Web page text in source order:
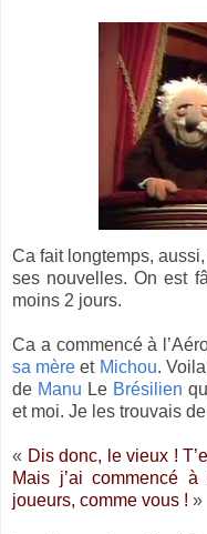
Ca fait longtemps,
ses nouvelles. On est
moins 2 jours.
Ca a commencé à
sa mère et Michou.
de Manu Le Brésilien
et moi. Je les trouvais
« Dis donc, le vieux !
Mais j’ai commencé
joueurs, comme vous ! »